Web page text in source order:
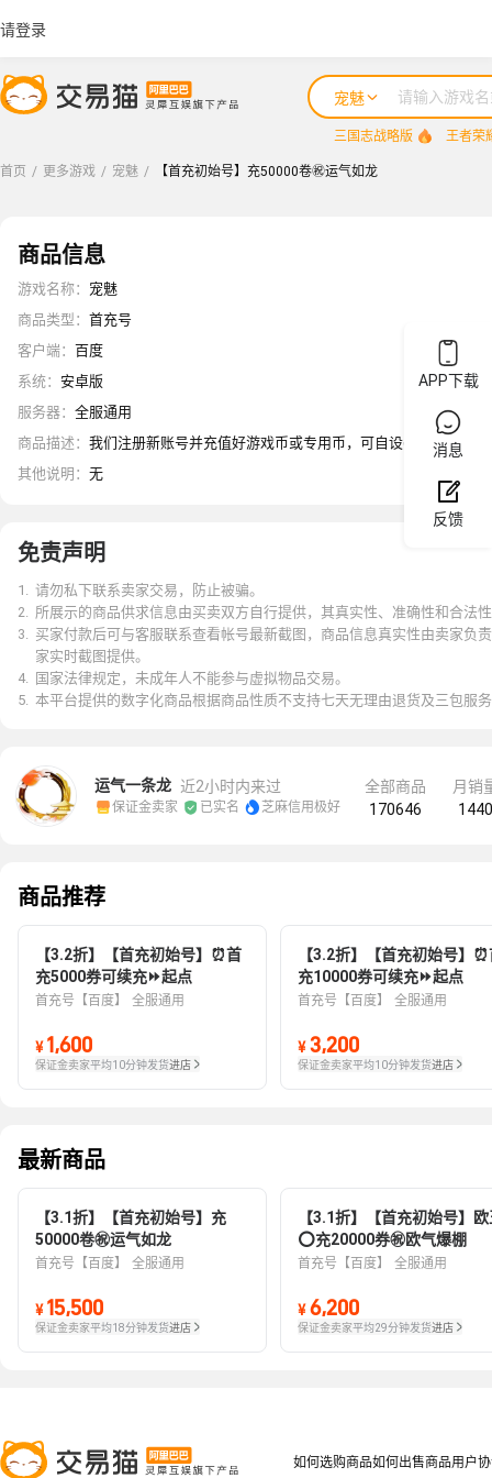
APP下载
消息
反馈
请登录
宠魅
三国志战略版 王者荣
首页 / 更多游戏 / 宠魅 / 【首充初始号】充50000卷㊗️运气如龙
商品信息
游戏名称： 宠魅
商品类型 ： 首充号
客户端： 百度
系统： 安卓版
服务器： 全服通用
商品描述 ： 我们注册新账号并充值好游戏币或专用币，可自设密保或游戏
其他说明 ： 无
免责声明
1 . 请勿私下联系卖家交易，防止被骗。
2. 所展示的商品供求信息由买卖双方自行提供，其真实性、准确性和合法
3. 买家付款后可与客服联系查看帐号最新截图，商品信息真实性由卖家负
家实时截图提供。
4. 国家法律规定，未成年人不能参与虚拟物品交易。
5. 本平台提供的数字化商品根据商品性质不支持七天无理由退货及三包服
运气一条龙 近2小时内来过
保证金卖家  已实名 芝麻信用极好
全部商品
170646
月销
1440
商品推荐
【3.2折】【首充初始号】⏰首
充5000券可续充⏩起点
首充号【百度】 全服通用
¥ 1,600
保证金卖家平均10分钟发货进店
【3.2折】【首充初始号】
充10000券可续充⏩起点
首充号【百度】 全服通用
¥ 3,200
保证金卖家平均10分钟发货进店
最新商品
【3.1折】【首充初始号】充
50000卷㊗️运气如龙
首充号【百度】 全服通用
¥ 15,500
保证金卖家平均18分钟发货进店
【3.1折】【首充初始号】
⭕充20000券㊗欧气爆棚
首充号【百度】 全服通用
¥ 6,200
保证金卖家平均29分钟发货进店
如何选购商品如何出售商品用户